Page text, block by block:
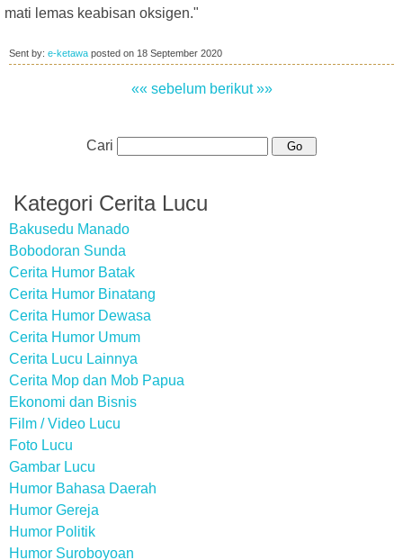
mati lemas keabisan oksigen."
Sent by: e-ketawa posted on 18 September 2020
«« sebelum berikut »»
Cari
Kategori Cerita Lucu
Bakusedu Manado
Bobodoran Sunda
Cerita Humor Batak
Cerita Humor Binatang
Cerita Humor Dewasa
Cerita Humor Umum
Cerita Lucu Lainnya
Cerita Mop dan Mob Papua
Ekonomi dan Bisnis
Film / Video Lucu
Foto Lucu
Gambar Lucu
Humor Bahasa Daerah
Humor Gereja
Humor Politik
Humor Suroboyoan